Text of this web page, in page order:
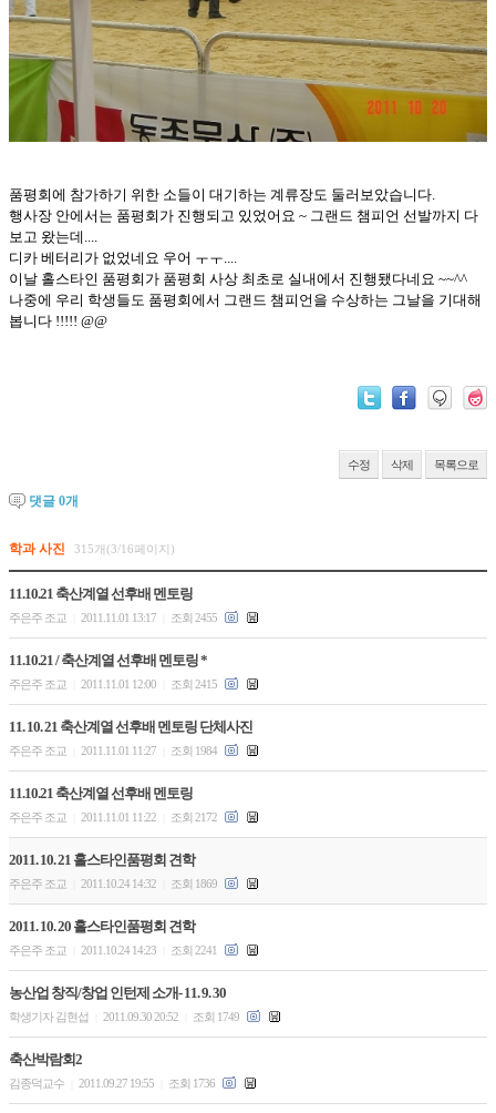
품평회에 참가하기 위한 소들이 대기하는 계류장도 둘러보았습니다.
행사장 안에서는 품평회가 진행되고 있었어요 ~ 그랜드 챔피언 선발까지 다
보고 왔는데....
디카 베터리가 없었네요 우어 ㅜㅜ....
이날 홀스타인 품평회가 품평회 사상 최초로 실내에서 진행됐다네요 ~~^^
나중에 우리 학생들도 품평회에서 그랜드 챔피언을 수상하는 그날을 기대해
봅니다 !!!!! @@
수정 삭제 목록으로
댓글 0개
학과 사진 315개(3/16페이지)
11.10.21 축산계열 선후배 멘토링
주은주 조교 2011.11.01 13:17 조회 2455
11.10.21 / 축산계열 선후배 멘토링 *
주은주 조교 2011.11.01 12:00 조회 2415
11. 10. 21 축산계열 선후배 멘토링 단체사진
주은주 조교 2011.11.01 11:27 조회 1984
11.10.21 축산계열 선후배 멘토링
주은주 조교 2011.11.01 11:22 조회 2172
2011. 10. 21 홀스타인품평회 견학
주은주 조교 2011.10.24 14:32 조회 1869
2011. 10. 20 홀스타인품평회 견학
주은주 조교 2011.10.24 14:23 조회 2241
농산업 창직/창업 인턴제 소개- 11. 9. 30
학생기자 김현섭 2011.09.30 20:52 조회 1749
축산박람회2
김종덕교수 2011.09.27 19:55 조회 1736